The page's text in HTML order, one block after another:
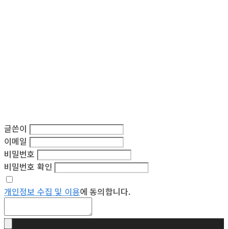
글쓴이
이메일
비밀번호
비밀번호 확인
개인정보 수집 및 이용에 동의합니다.